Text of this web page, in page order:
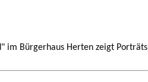
im Bürgerhaus Herten zeigt Porträts